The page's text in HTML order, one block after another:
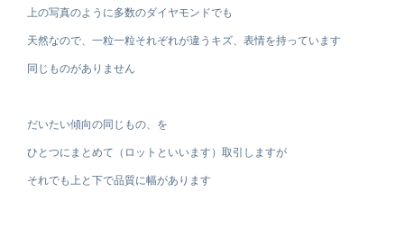
上の写真のように多数のダイヤモンドでも
天然なので、一粒一粒それぞれが違うキズ、表情を持っています
同じものがありません
だいたい傾向の同じもの、を
ひとつにまとめて（ロットといいます）取引しますが
それでも上と下で品質に幅があります